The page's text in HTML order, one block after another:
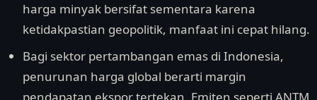
harga minyak bersifat sementara karena
ketidakpastian geopolitik, manfaat ini cepat hilang.
Bagi sektor pertambangan emas di Indonesia,
penurunan harga global berarti margin
pendapatan ekspor tertekan. Emiten seperti ANTM